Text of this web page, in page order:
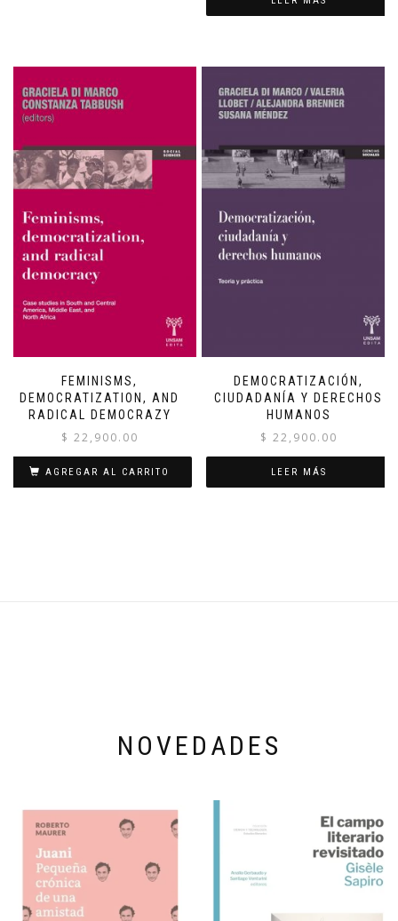
FEMINISMS,
DEMOCRATIZATION, AND
RADICAL DEMOCRAZY
$ 22,900.00
AGREGAR AL CARRITO
DEMOCRATIZACIÓN,
CIUDADANÍA Y DERECHOS
HUMANOS
$ 22,900.00
LEER MÁS
NOVEDADES